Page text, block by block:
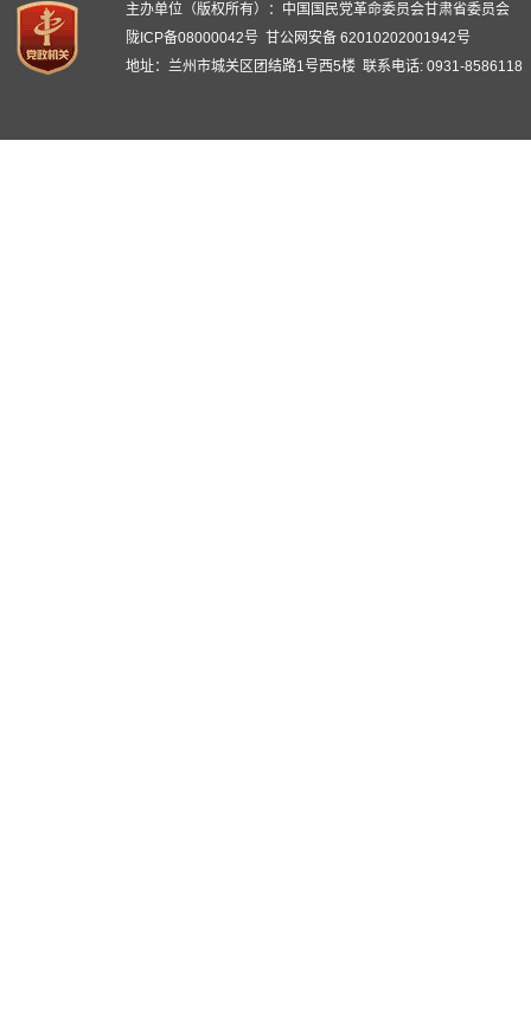
主办单位（版权所有）：中国国民党革命委员会甘肃省委员会
陇ICP备08000042号 甘公网安备 62010202001942号
地址：兰州市城关区团结路1号西5楼 联系电话: 0931-8586118